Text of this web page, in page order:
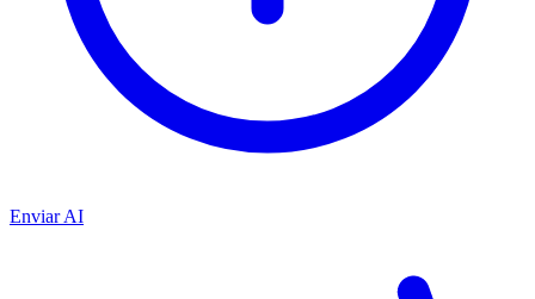
Enviar AI